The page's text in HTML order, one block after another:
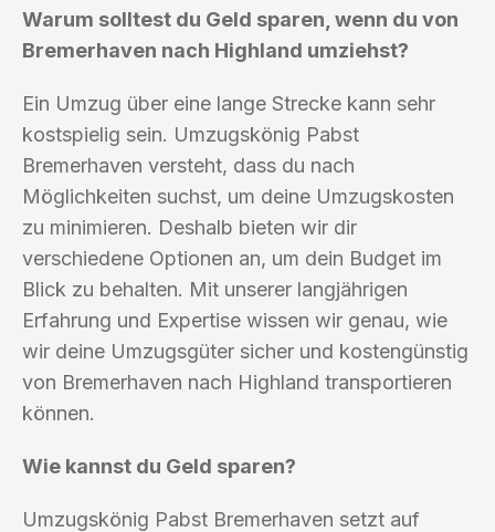
Warum solltest du Geld sparen, wenn du von
Bremerhaven nach Highland umziehst?
Ein Umzug über eine lange Strecke kann sehr
kostspielig sein. Umzugskönig Pabst
Bremerhaven versteht, dass du nach
Möglichkeiten suchst, um deine Umzugskosten
zu minimieren. Deshalb bieten wir dir
verschiedene Optionen an, um dein Budget im
Blick zu behalten. Mit unserer langjährigen
Erfahrung und Expertise wissen wir genau, wie
wir deine Umzugsgüter sicher und kostengünstig
von Bremerhaven nach Highland transportieren
können.
Wie kannst du Geld sparen?
Umzugskönig Pabst Bremerhaven setzt auf